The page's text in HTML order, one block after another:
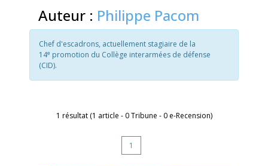
Auteur : Philippe Pacom
Chef d'escadrons, actuellement stagiaire de la
14e promotion du Collège interarmées de défense
(CID).
1 résultat (1 article - 0 Tribune - 0 e-Recension)
1